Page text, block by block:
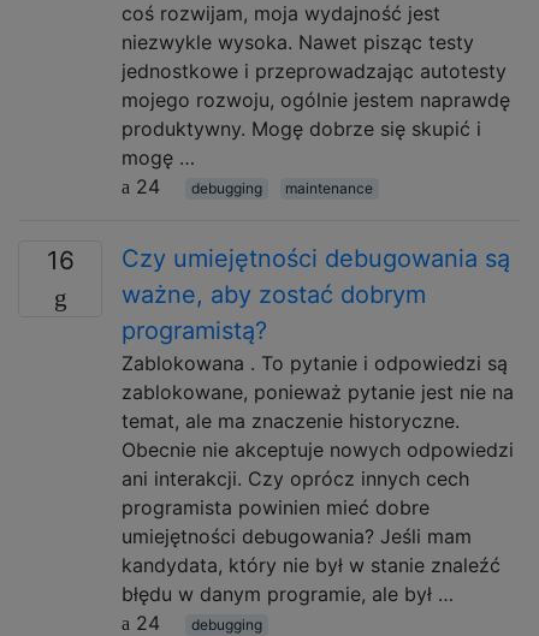
coś rozwijam, moja wydajność jest
niezwykle wysoka. Nawet pisząc testy
jednostkowe i przeprowadzając autotesty
mojego rozwoju, ogólnie jestem naprawdę
produktywny. Mogę dobrze się skupić i
mogę …
24
debugging maintenance
16
Czy umiejętności debugowania są
ważne, aby zostać dobrym
programistą?
Zablokowana . To pytanie i odpowiedzi są
zablokowane, ponieważ pytanie jest nie na
temat, ale ma znaczenie historyczne.
Obecnie nie akceptuje nowych odpowiedzi
ani interakcji. Czy oprócz innych cech
programista powinien mieć dobre
umiejętności debugowania? Jeśli mam
kandydata, który nie był w stanie znaleźć
błędu w danym programie, ale był …
24
debugging